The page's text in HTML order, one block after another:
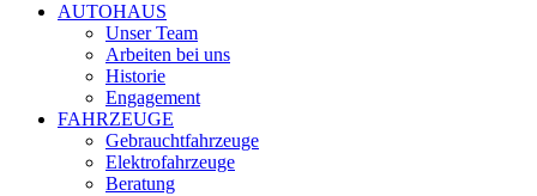
AUTOHAUS
Unser Team
Arbeiten bei uns
Historie
Engagement
FAHRZEUGE
Gebrauchtfahrzeuge
Elektrofahrzeuge
Beratung